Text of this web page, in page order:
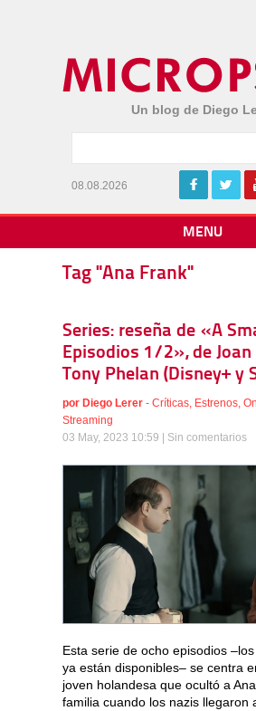
Un blog de Diego
08.08.2026
MENU
Tag "Ana Frank"
Series: reseña de «A
Episodios 1/2», de Joan
Tony Phelan (Disney+ y
por Diego Lerer - Críticas, Estrenos,
Streaming
03 May, 2023 10:59 | Sin comentarios
Esta serie de ocho episodios
ya están disponibles– se centra
joven holandesa que ocultó a
familia cuando los nazis llegaron